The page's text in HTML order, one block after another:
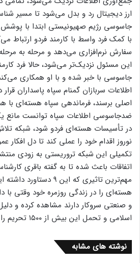
ارز دیجیتال رد و بدل می‌شود تا مسیر
جاسوسی رژیم صهیونیستی ابتدا با
با کمک فرد واسط با کارمند فردو ارتباط
سفارش نرم‌افزاری می‌دهد و مرحله به
این مسئول نزدیک‌تر می‌شود، حالا فرد
جاسوسی با خبر شده و با او همکاری
اطلاعات سربازان گمنام سپاه پاسداران
اصلی برسند، فرماندهی سپاه هسته‌ای با
ضدجاسوسی اطلاعات سپاه توانست مانع
در تأسیسات هسته‌ای فردو شود، شبکه
نوروز اقدام خود را عملی کند تا دل افکار
تکمیلی این شبکه تروریستی به زودی
اتفاقات باعث شده تا به گفته باقری
مهم‌ترین تاثیری که این ۹
هسته‌ای را در زندگی روزمره خود وقتی با
و صنعتی سروکار دارند مشاهده کرده و
اسلامی و تحمل این بیش از ۱۵۰۰ تحریم را درک کنند.
نوشته های مشابه